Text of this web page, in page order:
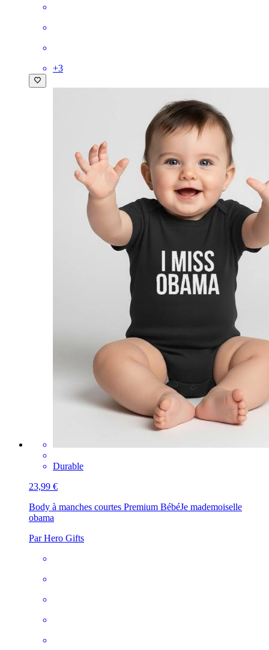
+3
Durable
23,99 €
Body à manches courtes Premium BébéJe mademoiselle
obama
Par Hero Gifts